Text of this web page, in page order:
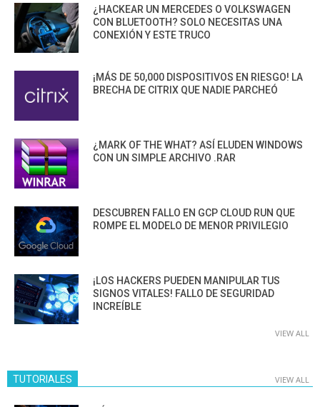
¿HACKEAR UN MERCEDES O VOLKSWAGEN
CON BLUETOOTH? SOLO NECESITAS UNA
CONEXIÓN Y ESTE TRUCO
¡MÁS DE 50,000 DISPOSITIVOS EN RIESGO! LA
BRECHA DE CITRIX QUE NADIE PARCHEÓ
¿MARK OF THE WHAT? ASÍ ELUDEN WINDOWS
CON UN SIMPLE ARCHIVO .RAR
DESCUBREN FALLO EN GCP CLOUD RUN QUE
ROMPE EL MODELO DE MENOR PRIVILEGIO
¡LOS HACKERS PUEDEN MANIPULAR TUS
SIGNOS VITALES! FALLO DE SEGURIDAD
INCREÍBLE
VIEW ALL
TUTORIALES VIEW ALL